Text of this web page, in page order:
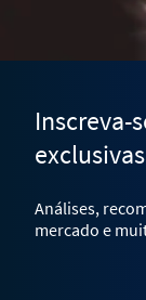
Inscreva-
Análises,
mercado e